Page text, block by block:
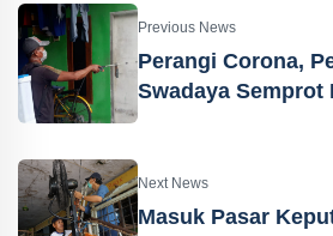
Previous News
Perangi Corona,
Swadaya Semprot
Next News
Masuk Pasar